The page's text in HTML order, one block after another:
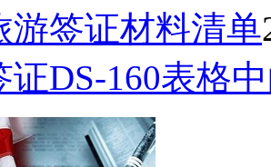
游签证材料清单
证DS-160表格中